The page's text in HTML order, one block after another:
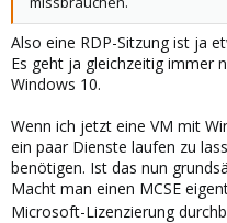
Also eine RDP-Sitzung ist ja
Es geht ja gleichzeitig immer
Windows 10.
Wenn ich jetzt eine VM mit
ein paar Dienste laufen zu
benötigen. Ist das nun
Macht man einen MCSE
Microsoft-Lizenzierung